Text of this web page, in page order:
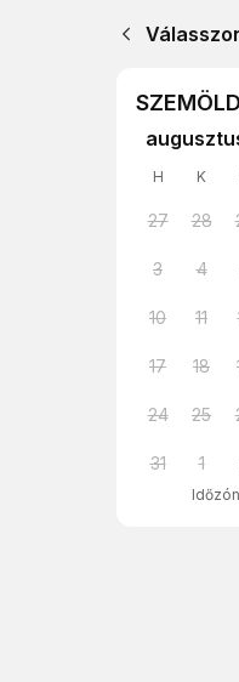
H K
27 28
3 4
10 11
17 18
24 25
31 1